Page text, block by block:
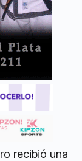
recibió una